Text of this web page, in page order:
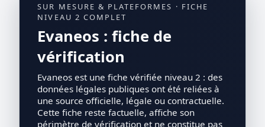
SUR MESURE & PLATEFORMES · FICHE
NIVEAU 2 COMPLET
Evaneos : fiche de
vérification
Evaneos est une fiche vérifiée niveau 2 : des
données légales publiques ont été reliées à
une source officielle, légale ou contractuelle.
Cette fiche reste factuelle, affiche son
périmètre de vérification et ne constitue pas